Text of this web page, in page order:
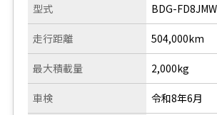
型式
走行距離
BDG-
504,000km
最大積載量
車検
2,000kg
令和8年6月